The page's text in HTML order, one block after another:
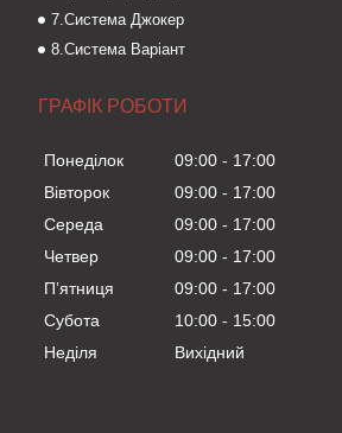
7.Система Джокер
8.Система Варіант
ГРАФІК РОБОТИ
Понеділок 09:00
17:00
Вівторок
09:00
17:00
Середа
09:00
17:00
Четвер
09:00
17:00
Пʼятниця
09:00
17:00
Субота
10:00
15:00
Неділя
Вихідний